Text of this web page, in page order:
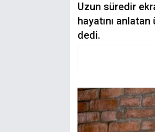
Uzun süredir
hayatını
dedi.